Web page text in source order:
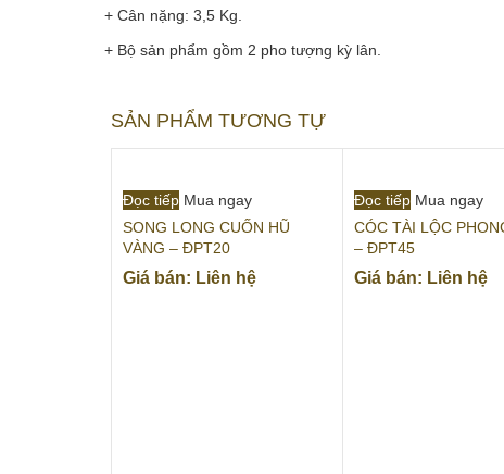
+ Cân nặng: 3,5 Kg.
+ Bộ sản phẩm gồm 2 pho tượng kỳ lân.
SẢN PHẨM TƯƠNG TỰ
Đọc tiếp Mua ngay
SONG LONG CUỐN HŨ
VÀNG – ĐPT20
Giá bán: Liên hệ
Đọc tiếp Mua ngay
CÓC TÀI LỘC
– ĐPT45
Giá bán: Liên hệ